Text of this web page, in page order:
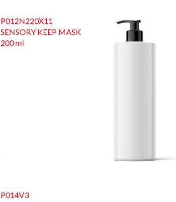
P012N220X11
SENSORY KEEP MASK
200 ml
P014V3